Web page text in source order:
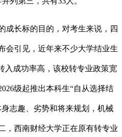
长标的目的，对考生来说，四
会引见，近年来不少大学结业生
入成功率高，该校转专业政策宽
级起推出本科生“自从选择结
志趣、劣势和将来规划，机械
，西南财经大学正在原有转专业